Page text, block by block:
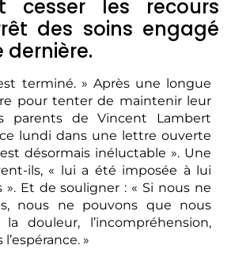
cesser les recours
des soins engagé
dernière.
terminé. » Après une longue
pour tenter de maintenir leur
parents de Vincent Lambert
lundi dans une lettre ouverte
désormais inéluctable ». Une
ils, « lui a été imposée à lui
Et de souligner : « Si nous ne
nous ne pouvons que nous
douleur, l’incompréhension,
»